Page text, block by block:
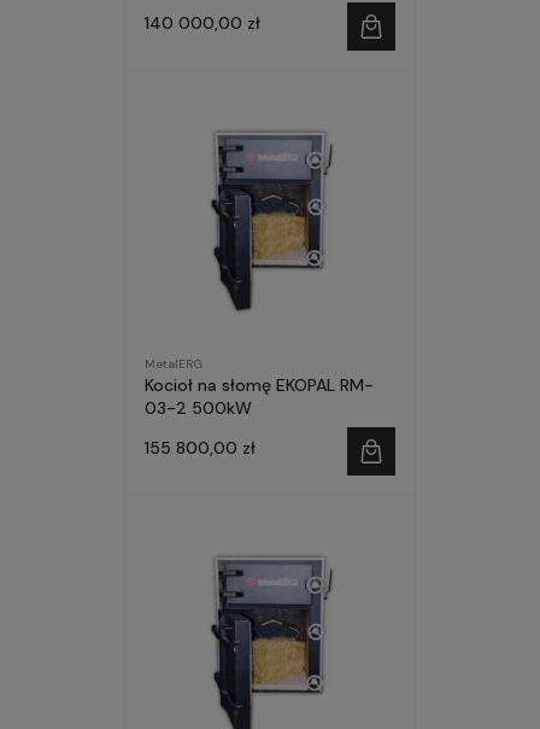
140 000,00 zł
MetalERG
Kocioł na słomę EKOPAL RM-
03-2 500kW
155 800,00 zł